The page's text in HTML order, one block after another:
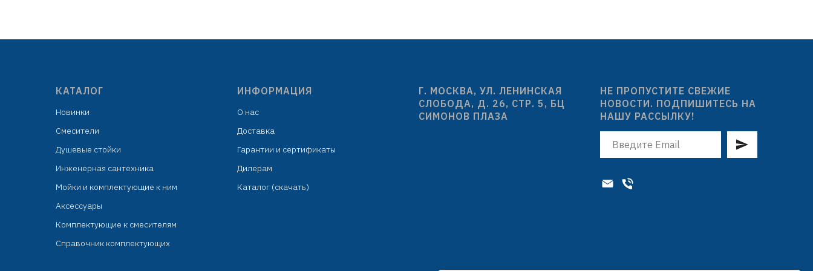
КАТАЛОГ
Новинки
Смесители
Душевые стойки
Инженерная сантехника
Мойки и комплектующие к ним
Аксессуары
Комплектующие к смесителям
Справочник комплектующих
ИНФОРМАЦИЯ
О нас
Доставка
Гарантии и сертификаты
Дилерам
Каталог (скачать)
Г. МОСКВА, УЛ. ЛЕНИНСКАЯ
СЛОБОДА, Д. 26, СТР. 5, БЦ
СИМОНОВ ПЛАЗА
НЕ ПРОПУСТИТЕ СВЕЖИЕ
НОВОСТИ. ПОДПИШИТЕСЬ НА
НАШУ РАССЫЛКУ!